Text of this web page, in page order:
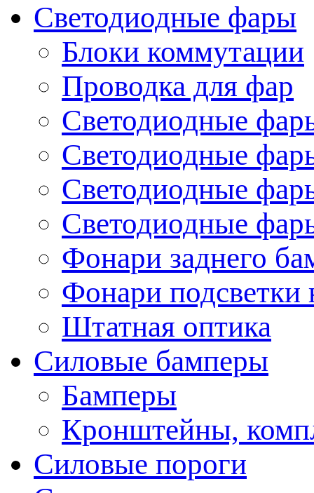
Светодиодные фары
Блоки коммутации
Проводка для фар
Светодиодные
Светодиодные
Светодиодные
Светодиодные
Фонари заднего
Фонари подсветки
Штатная оптика
Силовые бамперы
Бамперы
Кронштейны,
Силовые пороги